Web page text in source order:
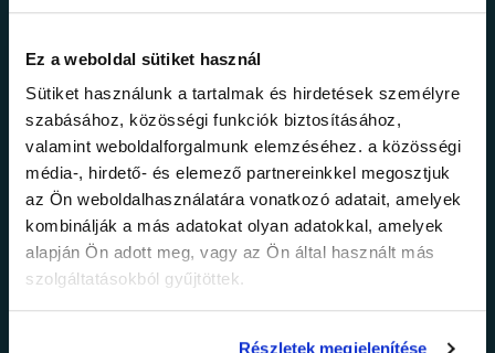
Ez a weboldal sütiket használ
Sütiket használunk a tartalmak és hirdetések személyre
szabásához, közösségi funkciók biztosításához,
valamint weboldalforgalmunk elemzéséhez. a közösségi
média-, hirdető- és elemező partnereinkkel megosztjuk
az Ön weboldalhasználatára vonatkozó adatait, amelyek
kombinálják a más adatokat olyan adatokkal, amelyek
alapján Ön adott meg, vagy az Ön által használt más
szolgáltatásokból gyűjtöttek.
Részletek megjelenítése
Ne maradj le a
legfrissebb
információkról!
Értesülj elsőként legújabb tanfolyamainkról,
legfrissebb híreinkről és időszakos
promócióinkról.